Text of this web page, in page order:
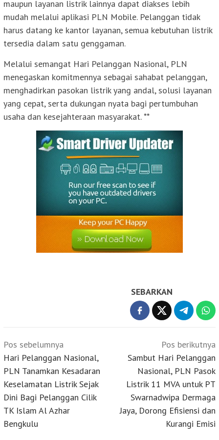
maupun layanan listrik lainnya dapat diakses lebih
mudah melalui aplikasi PLN Mobile. Pelanggan tidak
harus datang ke kantor layanan, semua kebutuhan listrik
tersedia dalam satu genggaman.
Melalui semangat Hari Pelanggan Nasional, PLN
menegaskan komitmennya sebagai sahabat pelanggan,
menghadirkan pasokan listrik yang andal, solusi layanan
yang cepat, serta dukungan nyata bagi pertumbuhan
usaha dan kesejahteraan masyarakat. **
SEBARKAN
Navigasi
pos
Pos sebelumnya
Hari Pelanggan Nasional,
PLN Tanamkan Kesadaran
Keselamatan Listrik Sejak
Dini Bagi Pelanggan Cilik
TK Islam Al Azhar
Bengkulu
Pos berikutnya
Sambut Hari Pelanggan
Nasional, PLN Pasok
Listrik 11 MVA untuk PT
Swarnadwipa Dermaga
Jaya, Dorong Efisiensi dan
Kurangi Emisi